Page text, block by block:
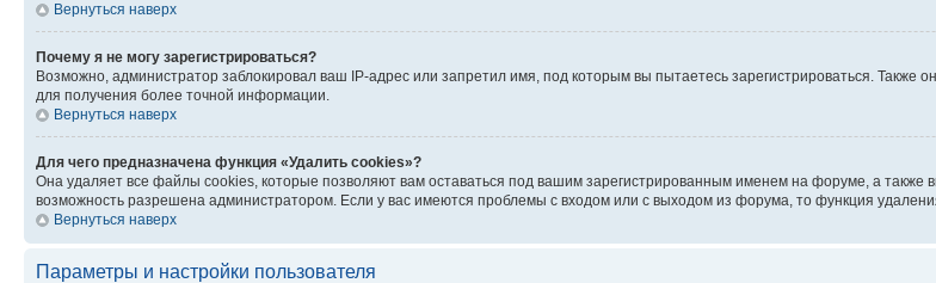
Вернуться наверх
Почему я не могу зарегистрироваться?
Возможно, администратор заблокировал ваш IP-адрес или запретил имя, под которым вы пытаетесь зарегистрироваться.
для получения более точной информации.
Вернуться наверх
Для чего предназначена функция «Удалить cookies»?
Она удаляет все файлы cookies, которые позволяют вам оставаться под вашим зарегистрированным именем на форуме, а также
возможность разрешена администратором. Если у вас имеются проблемы с входом или с выходом из форума, то функция
Вернуться наверх
Параметры и настройки пользователя